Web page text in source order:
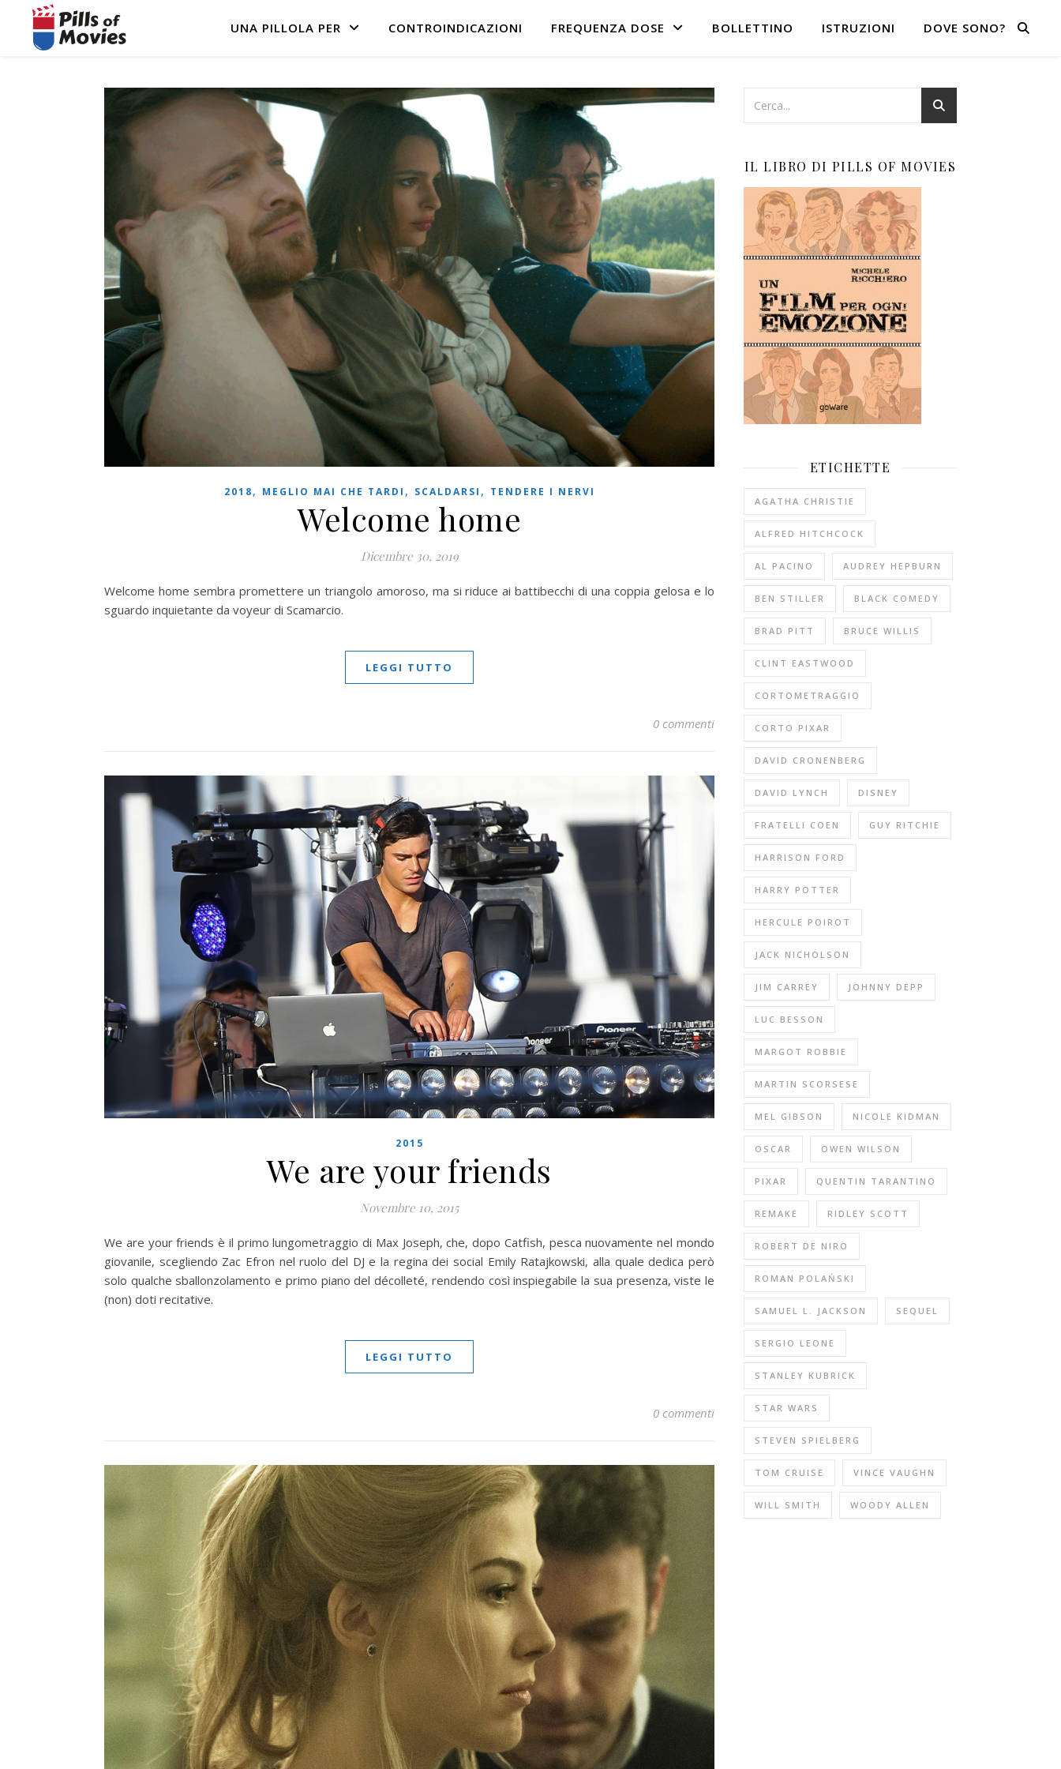
UNA PILLOLA PER CONTROINDICAZIONI FREQUENZA DOSE BOLLETTINO ISTRUZIONI DOVE SONO?
2018, MEGLIO MAI CHE TARDI , SCALDARSI , TENDERE I NERVI
Welcome home
Dicembre 30, 2019
Welcome home sembra promettere un triangolo amoroso, ma si riduce ai battibecchi di una coppia gelosa e lo
sguardo inquietante da voyeur di Scamarcio.
LEGGI TUTTO
0 commenti
2015
We are your friends
Novembre 10, 2015
We are your friends è il primo lungometraggio di Max Joseph, che, dopo Catfish, pesca nuovamente nel mondo
giovanile, scegliendo Zac Efron nel ruolo del DJ e la regina dei social Emily Ratajkowski, alla quale dedica però
solo qualche sballonzolamento e primo piano del décolleté, rendendo così inspiegabile la sua presenza, viste le
(non) doti recitative.
LEGGI TUTTO
0 commenti
IL LIBRO DI PILLS OF MOVIES
ETICHETTE
AGATHA CHRISTIE
ALFRED HITCHCOCK
AL PACINO AUDREY HEPBURN
BEN STILLER BLACK COMEDY
BRAD PITT BRUCE WILLIS
CLINT EASTWOOD
CORTOMETRAGGIO
CORTO PIXAR
DAVID CRONENBERG
DAVID LYNCH DISNEY
FRATELLI COEN GUY RITCHIE
HARRISON FORD
HARRY POTTER
HERCULE POIROT
JACK NICHOLSON
JIM CARREY JOHNNY DEPP
LUC BESSON
MARGOT ROBBIE
MARTIN SCORSESE
MEL GIBSON NICOLE KIDMAN
OSCAR OWEN WILSON
PIXAR QUENTIN TARANTINO
REMAKE RIDLEY SCOTT
ROBERT DE NIRO
ROMAN POLAŃSKI
SAMUEL L. JACKSON SEQUEL
SERGIO LEONE
STANLEY KUBRICK
STAR WARS
STEVEN SPIELBERG
TOM CRUISE VINCE VAUGHN
WILL SMITH WOODY ALLEN